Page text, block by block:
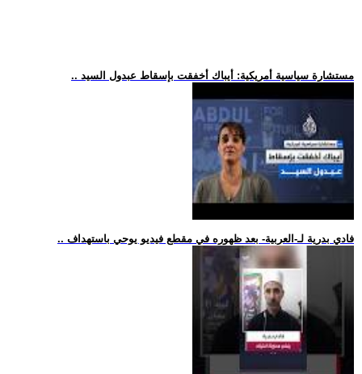
.. مستشارة سياسية أمريكية: أيباك أخفقت بإسقاط عبدول السيد
.. فادي بدرية لـ-العربية- بعد ظهوره في مقطع فيديو يوحي باستهداف